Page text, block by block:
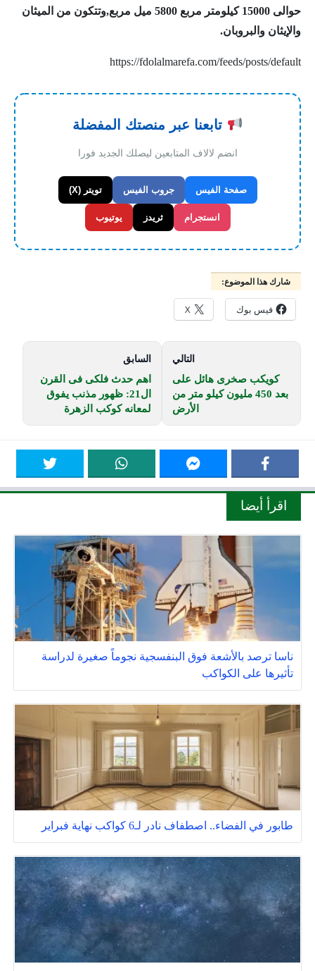
حوالى 15000 كيلومتر مربع 5800 ميل مربع,وتتكون من الميثان
والإيثان والبروبان.
https://fdolalmarefa.com/feeds/posts/default
تابعنا عبر منصتك المفضلة
انضم لالاف المتابعين ليصلك الجديد فورا
صفحة الفيس جروب الفيس تويتر (X)
انستجرام ثريدز يوتيوب
شارك هذا الموضوع:
فيس بوك X
التالي
كويكب صخرى هائل على
بعد 450 مليون كيلو متر من
الأرض
السابق
اهم حدث فلكى فى القرن
ال21: ظهور مذنب يفوق
لمعانه كوكب الزهرة
اقرأ أيضا
ناسا ترصد بالأشعة فوق البنفسجية نجوماً صغيرة لدراسة
تأثيرها على الكواكب
طابور في الفضاء.. اصطفاف نادر لـ6 كواكب نهاية فبراير